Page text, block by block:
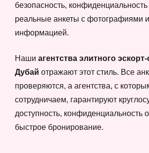
безопасность, конфиденциальность
реальные анкеты с фотографиями
информацией.
Наши агентства элитного
Дубай отражают этот стиль. Все
проверяются, а агентства, с
сотрудничаем, гарантируют
доступность, конфиденциальность
быстрое бронирование.